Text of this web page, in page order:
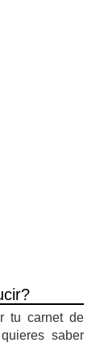
tu carnet de
saber